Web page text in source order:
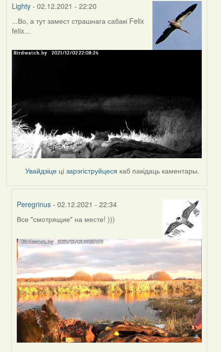
Lighty- 02.12.2021 - 22:20
...Во, а тут замест страшнага сабакі Felix
felix...
Увайдзіце цізарэгіструйцеся каб пакідаць каментары.
Peregrinus - 02.12.2021 - 22:34
In
to
by
Lighty
Все "смотрящие" на месте! )))